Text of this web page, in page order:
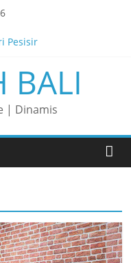
Pesisir
dan Membangun
Depan
Dicintai Banyak Orang
BALI
| Dinamis